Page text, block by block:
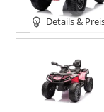
Details &